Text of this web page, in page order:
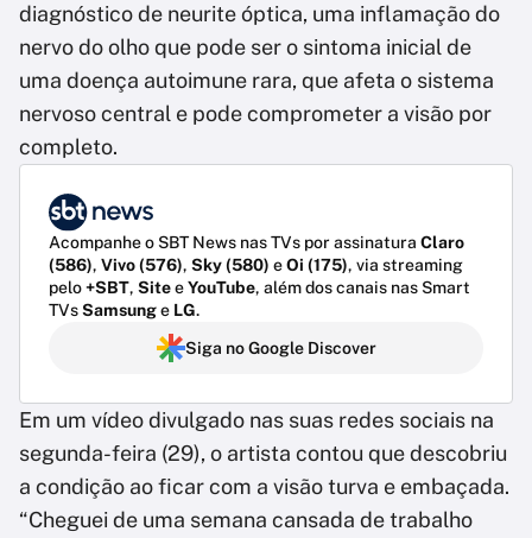
diagnóstico de neurite óptica, uma inflamação do
nervo do olho que pode ser o sintoma inicial de
uma doença autoimune rara, que afeta o sistema
nervoso central e pode comprometer a visão por
completo.
Acompanhe o SBT News nas TVs por assinatura Claro
(586), Vivo (576), Sky (580) eOi (175), via streaming
pelo+SBT, SiteeYouTube, além dos canais nas Smart
TVsSamsunge LG.
Siga no Google Discover
Em um vídeo divulgado nas suas redes sociais na
segunda-feira (29), o artista contou que descobriu
a condição ao ficar com a visão turva e embaçada.
“Cheguei de uma semana cansada de trabalho